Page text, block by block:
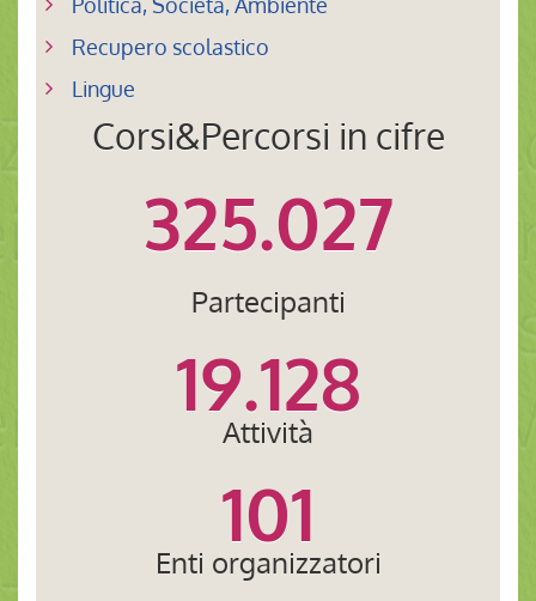
Recupero scolastico
Lingue
Corsi&Percorsi in cifre
325.027
Partecipanti
19.128
Attività
101
Enti organizzatori